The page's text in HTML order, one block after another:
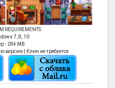
REQUIREMENTS
7, 8, 10
- 284 MB
версию | Ключ не требуется